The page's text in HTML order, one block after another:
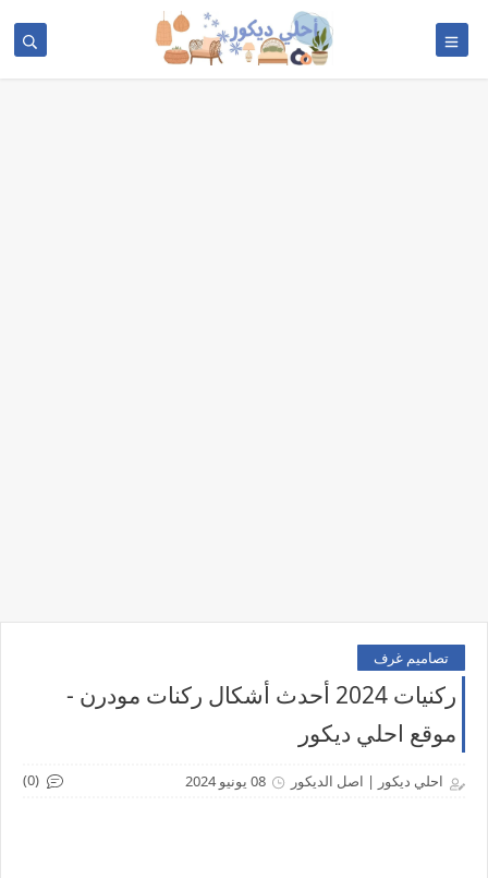
تصاميم غرف
ركنيات 2024 أحدث أشكال ركنات مودرن -
موقع احلي ديكور
احلي ديكور | اصل الديكور 08 يونيو 2024 (0)